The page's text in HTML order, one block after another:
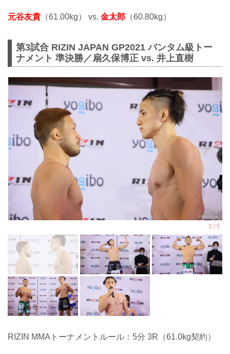
元谷友貴 （61.00kg） vs. 金太郎 （60.80kg）
第3試合 RIZIN JAPAN GP2021 バンタム級トー
ナメント 準決勝／扇久保博正 vs. 井上直樹
RIZIN MMAトーナメントルール：5分 3R（61.0kg契約）